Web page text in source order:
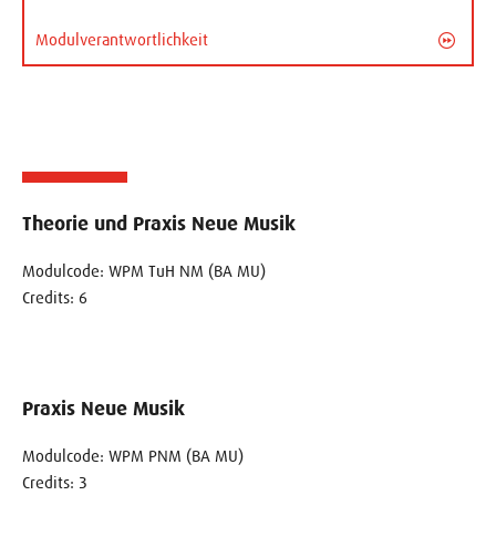
Modulverantwortlichkeit
Theorie und Praxis Neue Musik
Modulcode: WPM TuH NM (BA MU)
Credits: 6
Praxis Neue Musik
Modulcode: WPM PNM (BA MU)
Credits: 3